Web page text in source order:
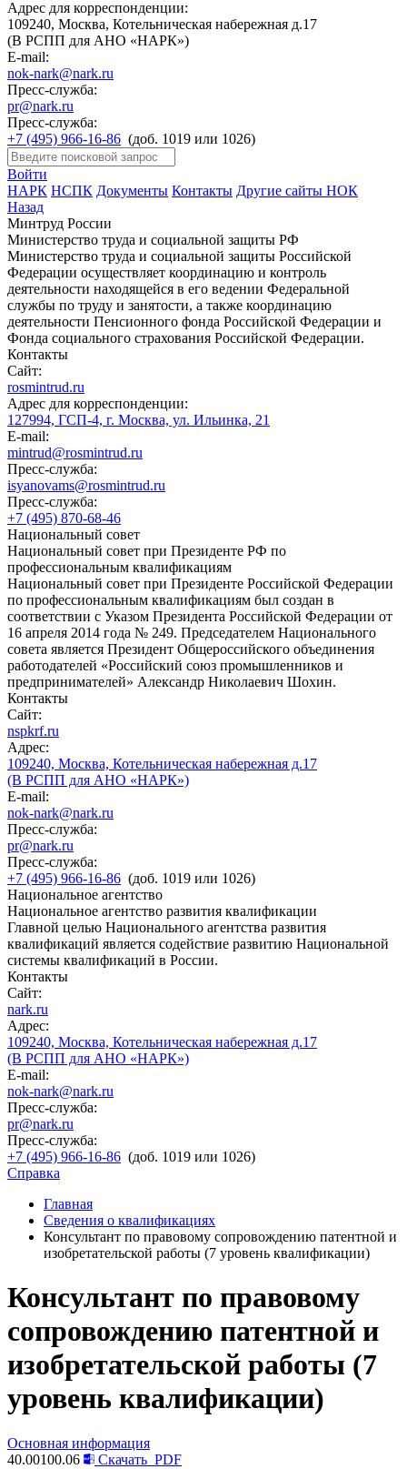
Адрес для корреспонденции:
109240, Москва, Котельническая набережная д.17
(В РСПП для АНО «НАРК»)
E-mail:
nok-nark@nark.ru
Пресс-служба:
pr@nark.ru
Пресс-служба:
+7 (495) 966-16-86 (доб. 1019 или 1026)
Войти
НАРК НСПК Документы Контакты Другие сайты НОК
Назад
Минтруд России
Министерство труда и социальной защиты РФ
Министерство труда и социальной защиты Российской
Федерации осуществляет координацию и контроль
деятельности находящейся в его ведении Федеральной
службы по труду и занятости, а также координацию
деятельности Пенсионного фонда Российской Федерации и
Фонда социального страхования Российской Федерации.
Контакты
Сайт:
rosmintrud.ru
Адрес для корреспонденции:
127994, ГСП-4, г. Москва, ул. Ильинка, 21
E-mail:
mintrud@rosmintrud.ru
Пресс-служба:
isyanovams@rosmintrud.ru
Пресс-служба:
+7 (495) 870-68-46
Национальный совет
Национальный совет при Президенте РФ по
профессиональным квалификациям
Национальный совет при Президенте Российской Федерации
по профессиональным квалификациям был создан в
соответствии с Указом Президента Российской Федерации от
16 апреля 2014 года № 249. Председателем Национального
совета является Президент Общероссийского объединения
работодателей «Российский союз промышленников и
предпринимателей» Александр Николаевич Шохин.
Контакты
Сайт:
nspkrf.ru
Адрес:
109240, Москва, Котельническая набережная д.17
(В РСПП для АНО «НАРК»)
E-mail:
nok-nark@nark.ru
Пресс-служба:
pr@nark.ru
Пресс-служба:
+7 (495) 966-16-86 (доб. 1019 или 1026)
Национальное агентство
Национальное агентство развития квалификации
Главной целью Национального агентства развития
квалификаций является содействие развитию Национальной
системы квалификаций в России.
Контакты
Сайт:
nark.ru
Адрес:
109240, Москва, Котельническая набережная д.17
(В РСПП для АНО «НАРК»)
E-mail:
nok-nark@nark.ru
Пресс-служба:
pr@nark.ru
Пресс-служба:
+7 (495) 966-16-86 (доб. 1019 или 1026)
Справка
Главная
Сведения о квалификациях
Консультант по правовому сопровождению патентной и
изобретательской работы (7 уровень квалификации)
Консультант по правовому
сопровождению патентной и
изобретательской работы (7
уровень квалификации)
Основная информация
40.00100.06
Скачать PDF